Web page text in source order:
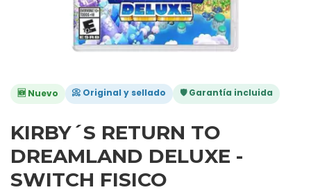
🆕 Nuevo 📀 Original y sellado 🛡️ Garantía incluida
KIRBY´S RETURN TO
DREAMLAND DELUXE -
SWITCH FISICO